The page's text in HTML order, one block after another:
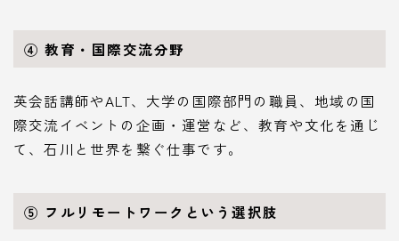
④ 教育・国際交流分野
英会話講師やALT、大学の国際部門の職員、地域の国
際交流イベントの企画・運営など、教育や文化を通じ
て、石川と世界を繋ぐ仕事です。
⑤ フルリモートワークという選択肢